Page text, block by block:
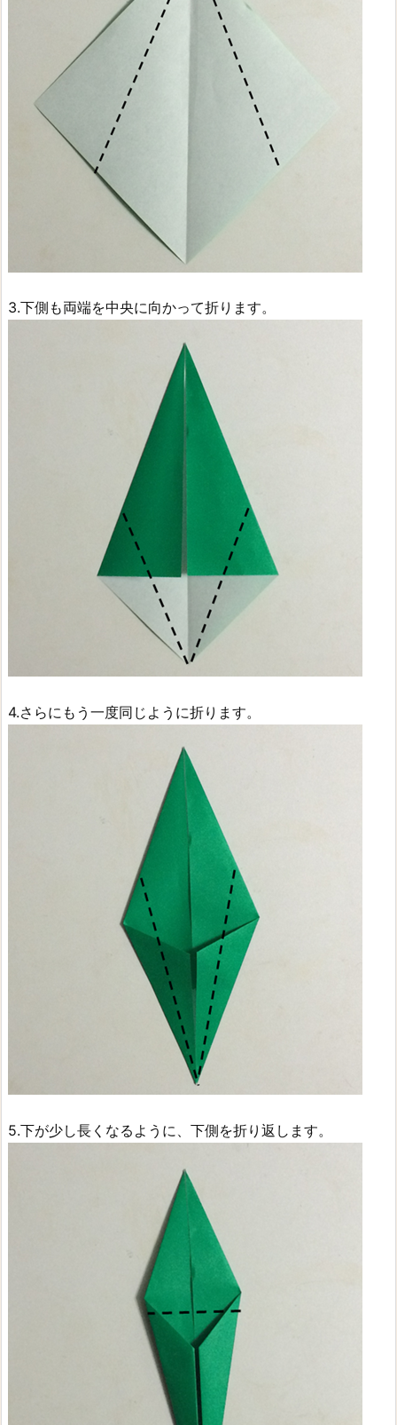
3.下側も両端を中央に向かって折ります。
4.さらにもう一度同じように折ります。
5.下が少し長くなるように、下側を折り返します。